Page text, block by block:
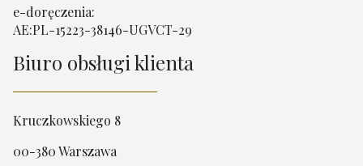
e-doręczenia:
AE:PL-15223-38146-UGVCT-29
Biuro obsługi klienta
Kruczkowskiego 8
00-380 Warszawa